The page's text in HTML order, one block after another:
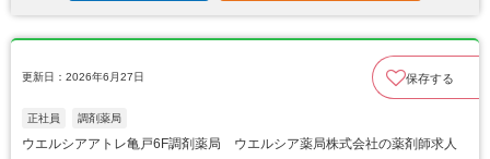
更新日：2026年6月27日 保存する
正社員 調剤薬局
ウエルシアアトレ亀戸6F調剤薬局 ウエルシア薬局株式会社の薬剤師求人